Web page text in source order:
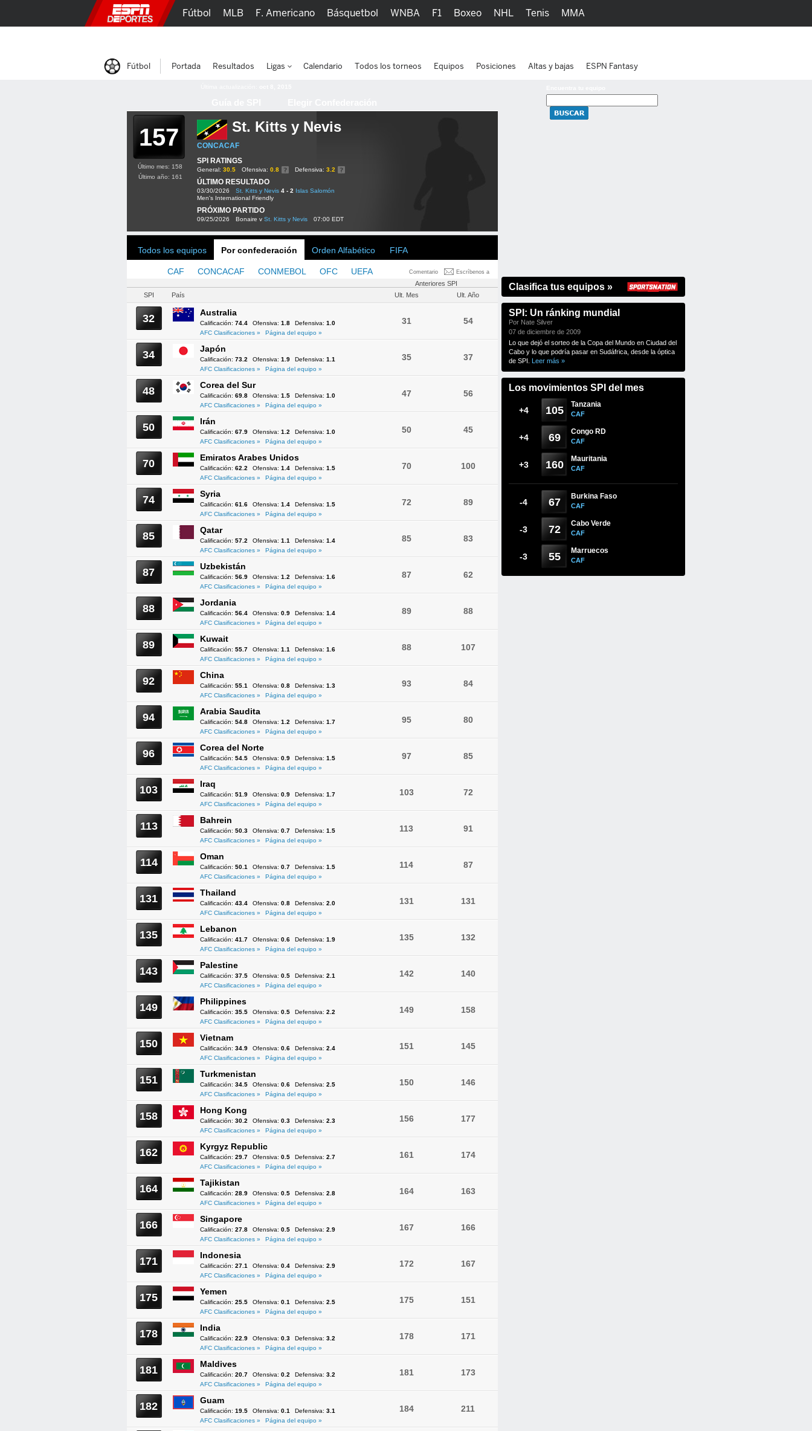
157 St. Kitts y Nevis
CONCACAF
SPI RATINGS
General: 30.5 Ofensiva: 0.8 Defensiva: 3.2
ÚLTIMO RESULTADO
03/30/2026 St. Kitts y Nevis 4 - 2 Islas Salomón
Men's International Friendly
PRÓXIMO PARTIDO
09/25/2026 Bonaire v St. Kitts y Nevis 07:00 EDT
Último mes: 158
Último año: 161
Todos los equipos Por confederación Orden Alfabético FIFA
Comentario Escríbenos a
CAF CONCACAF CONMEBOL OFC UEFA
Anteriores SPI
SPI
País Ult. Mes Ult. Año
32 Australia
Calificación: 74.4 Ofensiva: 1.8 Defensiva: 1.0
AFC Clasificaciones »
Página del equipo »
31 54
34 Japón
Calificación: 73.2 Ofensiva: 1.9 Defensiva: 1.1
AFC Clasificaciones »
Página del equipo »
35 37
48 Corea del Sur
Calificación: 69.8 Ofensiva: 1.5 Defensiva: 1.0
AFC Clasificaciones »
Página del equipo »
47 56
50 Irán
Calificación: 67.9 Ofensiva: 1.2 Defensiva: 1.0
AFC Clasificaciones »
Página del equipo »
50 45
70 Emiratos Arabes Unidos
Calificación: 62.2 Ofensiva: 1.4 Defensiva: 1.5
AFC Clasificaciones »
Página del equipo »
70 100
74 Syria
Calificación: 61.6 Ofensiva: 1.4 Defensiva: 1.5
AFC Clasificaciones »
Página del equipo »
72 89
85 Qatar
Calificación: 57.2 Ofensiva: 1.1 Defensiva: 1.4
AFC Clasificaciones »
Página del equipo »
85 83
87 Uzbekistán
Calificación: 56.9 Ofensiva: 1.2 Defensiva: 1.6
AFC Clasificaciones »
Página del equipo »
87 62
88 Jordania
Calificación: 56.4 Ofensiva: 0.9 Defensiva: 1.4
AFC Clasificaciones »
Página del equipo »
89 88
89 Kuwait
Calificación: 55.7 Ofensiva: 1.1 Defensiva: 1.6
AFC Clasificaciones »
Página del equipo »
88 107
92 China
Calificación: 55.1 Ofensiva: 0.8 Defensiva: 1.3
AFC Clasificaciones »
Página del equipo »
93 84
94 Arabia Saudita
Calificación: 54.8 Ofensiva: 1.2 Defensiva: 1.7
AFC Clasificaciones »
Página del equipo »
95 80
96 Corea del Norte
Calificación: 54.5 Ofensiva: 0.9 Defensiva: 1.5
AFC Clasificaciones »
Página del equipo »
97 85
103 Iraq
Calificación: 51.9 Ofensiva: 0.9 Defensiva: 1.7
AFC Clasificaciones »
Página del equipo »
103 72
113 Bahrein
Calificación: 50.3 Ofensiva: 0.7 Defensiva: 1.5
AFC Clasificaciones »
Página del equipo »
113 91
114 Oman
Calificación: 50.1 Ofensiva: 0.7 Defensiva: 1.5
AFC Clasificaciones »
Página del equipo »
114 87
131 Thailand
Calificación: 43.4 Ofensiva: 0.8 Defensiva: 2.0
AFC Clasificaciones »
Página del equipo »
131 131
135 Lebanon
Calificación: 41.7 Ofensiva: 0.6 Defensiva: 1.9
AFC Clasificaciones »
Página del equipo »
135 132
143 Palestine
Calificación: 37.5 Ofensiva: 0.5 Defensiva: 2.1
AFC Clasificaciones »
Página del equipo »
142 140
149 Philippines
Calificación: 35.5 Ofensiva: 0.5 Defensiva: 2.2
AFC Clasificaciones »
Página del equipo »
149 158
150 Vietnam
Calificación: 34.9 Ofensiva: 0.6 Defensiva: 2.4
AFC Clasificaciones »
Página del equipo »
151 145
151 Turkmenistan
Calificación: 34.5 Ofensiva: 0.6 Defensiva: 2.5
AFC Clasificaciones »
Página del equipo »
150 146
158 Hong Kong
Calificación: 30.2 Ofensiva: 0.3 Defensiva: 2.3
AFC Clasificaciones »
Página del equipo »
156 177
162 Kyrgyz Republic
Calificación: 29.7 Ofensiva: 0.5 Defensiva: 2.7
AFC Clasificaciones »
Página del equipo »
161 174
164 Tajikistan
Calificación: 28.9 Ofensiva: 0.5 Defensiva: 2.8
AFC Clasificaciones »
Página del equipo »
164 163
166 Singapore
Calificación: 27.8 Ofensiva: 0.5 Defensiva: 2.9
AFC Clasificaciones »
Página del equipo »
167 166
171 Indonesia
Calificación: 27.1 Ofensiva: 0.4 Defensiva: 2.9
AFC Clasificaciones »
Página del equipo »
172 167
175 Yemen
Calificación: 25.5 Ofensiva: 0.1 Defensiva: 2.5
AFC Clasificaciones »
Página del equipo »
175 151
178 India
Calificación: 22.9 Ofensiva: 0.3 Defensiva: 3.2
AFC Clasificaciones »
Página del equipo »
178 171
181 Maldives
Calificación: 20.7 Ofensiva: 0.2 Defensiva: 3.2
AFC Clasificaciones »
Página del equipo »
181 173
182 Guam
Calificación: 19.5 Ofensiva: 0.1 Defensiva: 3.1
AFC Clasificaciones »
Página del equipo »
184 211
Clasifica tus equipos »
SPI: Un ránking mundial
Por Nate Silver
07 de diciembre de 2009
Lo que dejó el sorteo de la Copa del Mundo en Ciudad del
Cabo y lo que podría pasar en Sudáfrica, desde la óptica
de SPI. Leer más »
Los movimientos SPI del mes
+4 105 Tanzania
CAF
+4 69 Congo RD
CAF
+3 160 Mauritania
CAF
-4 67 Burkina Faso
CAF
-3 72 Cabo Verde
CAF
-3 55 Marruecos
CAF
Fútbol MLB F. Americano Básquetbol WNBA F1 Boxeo NHL Tenis MMA
Fútbol Portada Resultados Ligas Calendario Todos los torneos Equipos Posiciones Altas y bajas ESPN Fantasy